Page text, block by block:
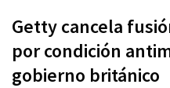
Getty cancela
por condición
gobierno británico